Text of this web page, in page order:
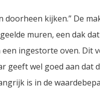
doorheen kijken.” De
muren, een dak
ingestorte oven. Dit
geeft wel goed aan dat
is in de